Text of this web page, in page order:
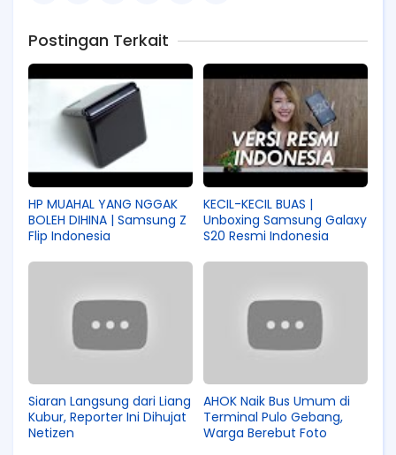
Postingan Terkait
HP MUAHAL YANG NGGAK
BOLEH DIHINA | Samsung Z
Flip Indonesia
KECIL-KECIL BUAS |
Unboxing Samsung Galaxy
S20 Resmi Indonesia
Siaran Langsung dari Liang
Kubur, Reporter Ini Dihujat
Netizen
AHOK Naik Bus Umum di
Terminal Pulo Gebang,
Warga Berebut Foto